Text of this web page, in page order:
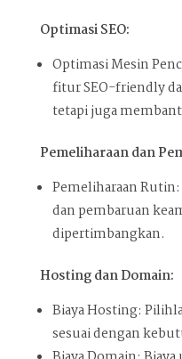
Optimasi SEO:
Optimasi Mesin
fitur SEO-friendly
tetapi juga
Pemeliharaan dan
Pemeliharaan
dan pembaruan
dipertimbangkan.
Hosting dan Domain:
Biaya Hosting:
sesuai dengan